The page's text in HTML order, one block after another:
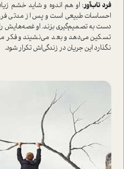
فرد تاب‌آور: او هم اندوه و شاید خشم
احساسات طبیعی ا‌ست و پس از مدتی
دست به تصمیم‌گیری بزند. او غصه‌هایش
تسکین می‌دهد و بعد می‌نشیند و فکر
نگذارد این جریان در زندگی‌اش تکرار شود.